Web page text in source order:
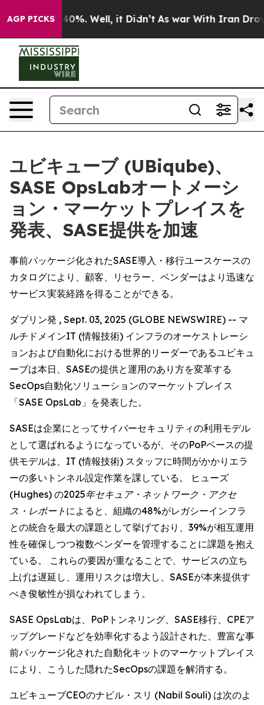
AGP PICKS40%. Well, it Didn’t As war With Iran Drove
ユビキューブ (UBiqube)、
SASE OpsLabオートメーシ
ョン・マーケットプレイスを
発表、SASE提供を加速
事前パッケージ化されたSASE導入・移行ユースケースの
カタログにより、顧客、リセラー、ベンダーはより迅速な
サービス実装経路を得ることができる。
ダブリン発 , Sept. 03, 2025 (GLOBE NEWSWIRE) -- マ
ルチドメインIT (情報技術) インフラのオーケストレーシ
ョンおよび自動化における世界的リーダーであるユビキュ
ーブは本日、SASEの提供と運用のあり方を変革する
SecOps自動化ソリューションのマーケットプレイス
「SASE OpsLab」を発表した。
SASEは企業にとってサイバーセキュリティの利用モデル
として選ばれるようになっているが、そのPoPベースの提
供モデルは、IT (情報技術) スタッフに時間がかかりエラ
ーの多いトンネル設定作業を課している。 ヒューズ
(Hughes) の2025年セキュア・ネットワーク・アクセ
ス・レポート によると、組織の48%がレガシーインフラ
との統合を最大の課題として挙げており、39%が相互運用
性を確保しつつ複数ベンダーを管理することに課題を抱え
ている。 これらの要因が重なることで、サービスの立ち
上げは遅延し、運用リスクは増大し、SASEが本来提供す
べき俊敏性が損なわれてしまう。
SASE OpsLabは、PoPトンネリング、SASE移行、CPEア
ップグレードなどを効率化するよう設計された、豊富な事
前パッケージ化された自動化キットのマーケットプレイス
により、こうした隠れたSecOpsの課題を解消する。
ユビキューブCEOのナビル・スリ (Nabil Souli) は次のよ